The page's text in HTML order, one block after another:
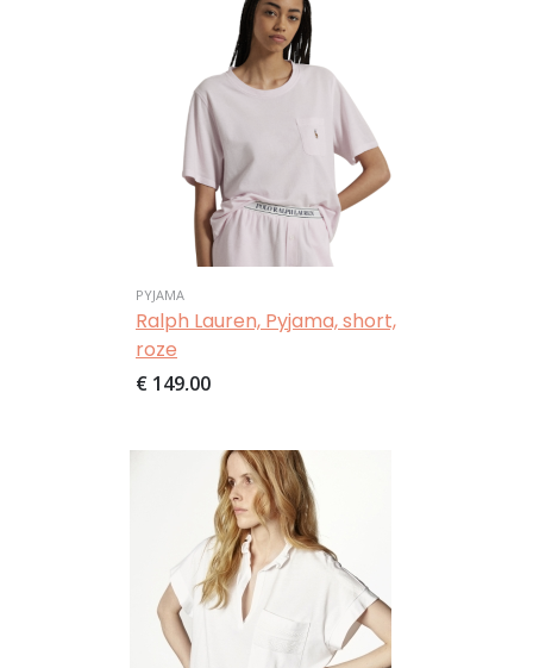
PYJAMA
Ralph Lauren, Pyjama, short,
roze
€ 149,00
Afbeelding